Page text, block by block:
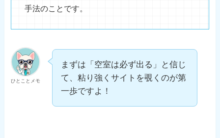
手法のことです。
ひとことメモ
まずは「空室は必ず出る」と信じ
て、粘り強くサイトを覗くのが第
一歩ですよ！